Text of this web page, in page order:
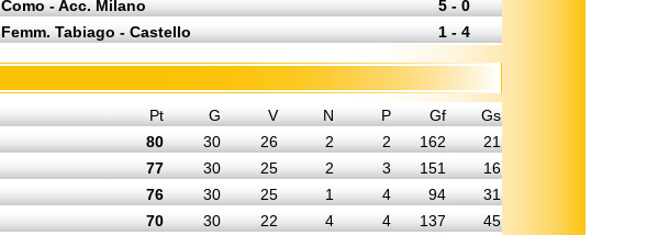
Como - Acc. Milano
5 - 0
Femm. Tabiago - Castello 1 - 4
Pt G V N P Gf
Gs
80 30 26 2 2 162
21
77 30 25 2 3 151
16
76 30 25 1 4 94
31
70 30 22 4 4 137
45